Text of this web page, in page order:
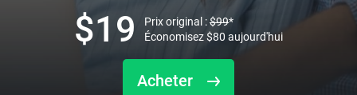
Acheter
$19 Prix original :$99*
Économisez$80 aujourd'hui